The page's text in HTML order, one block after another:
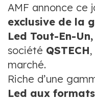
AMF annonce ce
exclusive de la
Led Tout-En-Un,
société QSTECH
marché.
Riche d’une
Led aux formats.